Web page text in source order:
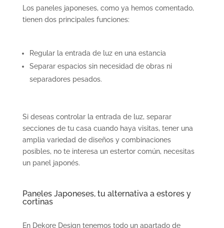
Los paneles japoneses, como ya hemos comentado,
tienen dos principales funciones:
Regular la entrada de luz en una estancia
Separar espacios sin necesidad de obras ni
separadores pesados.
Si deseas controlar la entrada de luz, separar
secciones de tu casa cuando haya visitas, tener una
amplia variedad de diseños y combinaciones
posibles, no te interesa un estertor común, necesitas
un panel japonés.
Paneles Japoneses, tu alternativa a estores y
cortinas
En Dekore Design tenemos todo un apartado de